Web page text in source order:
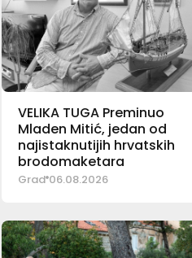
VELIKA TUGA Preminuo
Mladen Mitić, jedan od
najistaknutijih hrvatskih
brodomaketara
Grad 06.08.2026